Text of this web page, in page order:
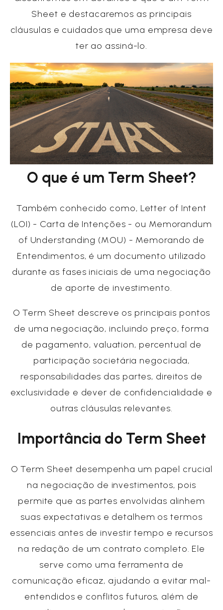
Sheet e destacaremos as principais
cláusulas e cuidados que uma empresa deve
ter ao assiná-lo.
O que é um Term Sheet?
Também conhecido como, Letter of Intent
(LOI) - Carta de Intenções - ou Memorandum
of Understanding (MOU) - Memorando de
Entendimentos, é um documento utilizado
durante as fases iniciais de uma negociação
de aporte de investimento.
O Term Sheet descreve os principais pontos
de uma negociação, incluindo preço, forma
de pagamento, valuation, percentual de
participação societária negociada,
responsabilidades das partes, direitos de
exclusividade e dever de confidencialidade e
outras cláusulas relevantes.
Importância do Term Sheet
O Term Sheet desempenha um papel crucial
na negociação de investimentos, pois
permite que as partes envolvidas alinhem
suas expectativas e detalhem os termos
essenciais antes de investir tempo e recursos
na redação de um contrato completo. Ele
serve como uma ferramenta de
comunicação eficaz, ajudando a evitar mal-
entendidos e conflitos futuros, além de